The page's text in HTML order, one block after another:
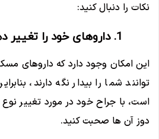
نکات را دنبال کنید:
1. داروهای خود را تغییر دهید
این امکان وجود دارد که داروهای
توانند شما را بیدار نگه دارند،
است، با جراح خود در مورد تغییر نوع
دوز آن ها صحبت کنید.